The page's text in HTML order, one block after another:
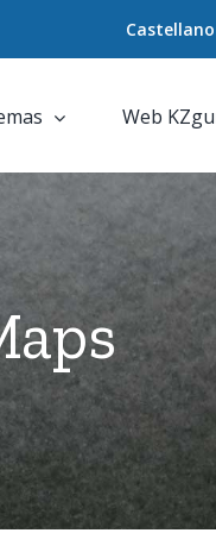
Castellano
Web